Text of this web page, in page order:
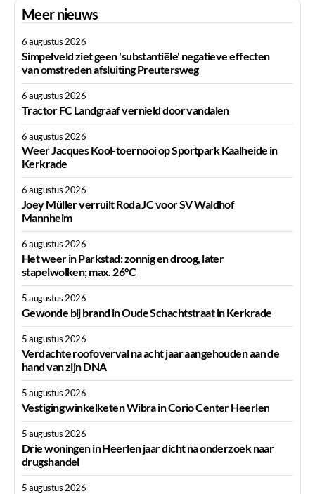
Meer nieuws
6 augustus 2026
Simpelveld ziet geen 'substantiële' negatieve effecten
van omstreden afsluiting Preutersweg
6 augustus 2026
Tractor FC Landgraaf vernield door vandalen
6 augustus 2026
Weer Jacques Kool-toernooi op Sportpark Kaalheide in
Kerkrade
6 augustus 2026
Joey Müller verruilt Roda JC voor SV Waldhof
Mannheim
6 augustus 2026
Het weer in Parkstad: zonnig en droog, later
stapelwolken; max. 26°C
5 augustus 2026
Gewonde bij brand in Oude Schachtstraat in Kerkrade
5 augustus 2026
Verdachte roofoverval na acht jaar aangehouden aan de
hand van zijn DNA
5 augustus 2026
Vestiging winkelketen Wibra in Corio Center Heerlen
5 augustus 2026
Drie woningen in Heerlen jaar dicht na onderzoek naar
drugshandel
5 augustus 2026